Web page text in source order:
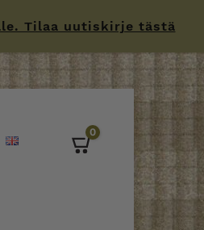
Tilaa uutiskirje tästä
0